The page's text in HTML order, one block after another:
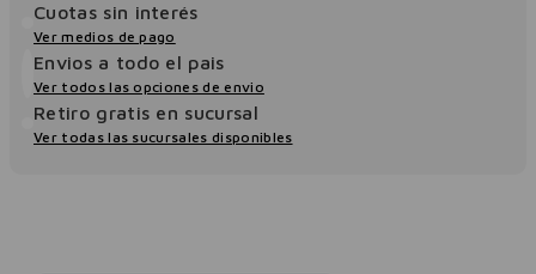
Cuotas sin interés
Ver medios de pago
Envios a todo el pais
Ver todos las opciones de envio
Retiro gratis en sucursal
Ver todas las sucursales disponibles